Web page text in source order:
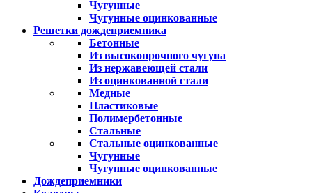
Чугунные
Чугунные оцинкованные
Решетки дождеприемника
Бетонные
Из высокопрочного чугуна
Из нержавеющей стали
Из оцинкованной стали
Медные
Пластиковые
Полимербетонные
Стальные
Стальные оцинкованные
Чугунные
Чугунные оцинкованные
Дождеприемники